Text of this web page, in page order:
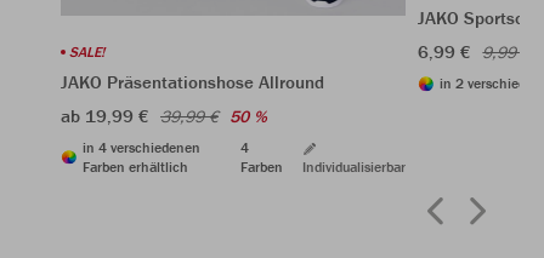
SALE!
JAKO Präsentationshose Allround
ab 19,99 € 39,99 € 50 %
in 4 verschiedenen
Farben erhältlich
4
Farben
Individualisierbar
JAKO
6,99 € 9,99 €
in 2